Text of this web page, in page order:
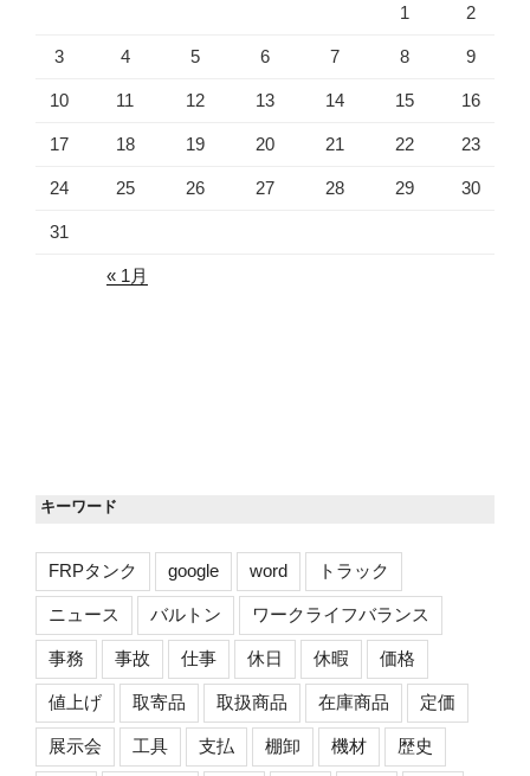
1 2
3 4 5 6 7 8 9
10 11 12 13 14 15 16
17 18 19 20 21 22 23
24 25 26 27 28 29 30
31
« 1月
キーワード
FRPタンク google word トラック
ニュース バルトン ワークライフバランス
事務 事故 仕事 休日 休暇 価格
値上げ 取寄品 取扱商品 在庫商品 定価
展示会 工具 支払 棚卸 機材 歴史